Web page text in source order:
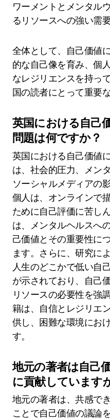
ワーメントとメンタル
るリソースへの強い需
全体として、自己価値
的な自己像を育み、個
なレジリエンスを持っ
国の読者にとって重要
英国における自己
問題は何ですか？
英国における自己価値
は、社会的圧力、メン
ソーシャルメディアの
個人は、オンラインで
ために自己評価に苦し
は、メンタルヘルスへ
己価値とその重要性に
ます。さらに、研究に
人生のどこかで低い自
が示されており、自己
リソースの必要性を強
籍は、自信とレジリエ
供し、困難な環境にお
す。
地元の著者は自己
に貢献しています
地元の著者は、共感で
ことで自己価値の議論